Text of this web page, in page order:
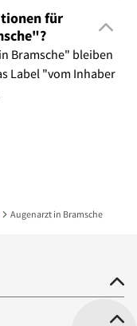
für
Bramsche" bleiben
Label "vom Inhaber
Augenarzt in Bramsche